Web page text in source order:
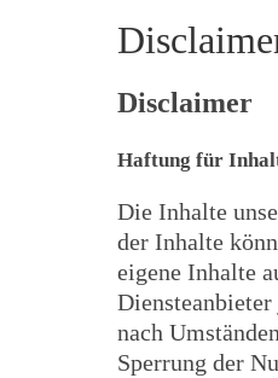
Disclaimer
Haftung für
Die Inhalte
der Inhalte
eigene Inhalte
nach
Sperrung der